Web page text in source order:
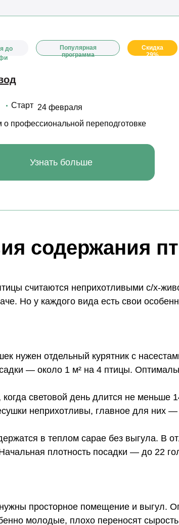
до
Узнать больше
Популярная
программа
Скидка
29%
о профессиональной переподготовке
24 февраля
Старт
содержания
считаются неприхотливыми с/х-
Но у каждого вида есть свои
нужен отдельный курятник с
— около 1 м² на 4 птицы.
когда световой день длится не меньше
неприхотливы, главное для них —
в теплом сарае без выгула. В
плотность посадки — до 22
просторное помещение и выгул.
молодые, плохо переносят